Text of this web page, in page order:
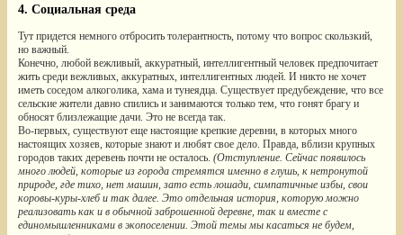
4. Социальная среда
Тут придется немного отбросить толерантность, потому что вопрос скользкий,
но важный.
Конечно, любой вежливый, аккуратный, интеллигентный человек предпочитает
жить среди вежливых, аккуратных, интеллигентных людей. И никто не хочет
иметь соседом алкоголика, хама и тунеядца. Существует предубеждение, что все
сельские жители давно спились и занимаются только тем, что гонят брагу и
обносят близлежащие дачи. Это не всегда так.
Во-первых, существуют еще настоящие крепкие деревни, в которых много
настоящих хозяев, которые знают и любят свое дело. Правда, вблизи крупных
городов таких деревень почти не осталось. (Отступление. Сейчас появилось
много людей, которые из города стремятся именно в глушь, к нетронутой
природе, где тихо, нет машин, зато есть лошади, симпатичные избы, свои
коровы-куры-хлеб и так далее. Это отдельная история, которую можно
реализовать как и в обычной заброшенной деревне, так и вместе с
единомышленниками в экопоселении. Этой темы мы касаться не будем,